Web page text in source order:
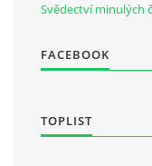
©
Svědectví minulých
FACEBOOK
TOPLIST